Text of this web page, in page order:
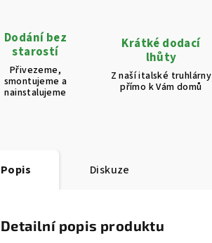
Dodání bez
starostí
Přivezeme,
smontujeme a
nainstalujeme
Krátké dodací
lhůty
Z naší italské truhlárny
přímo k Vám domů
Popis Diskuze
Detailní popis produktu